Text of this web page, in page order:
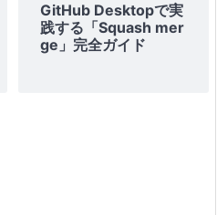
GitHub Desktopで実
践する「Squash mer
ge」完全ガイド